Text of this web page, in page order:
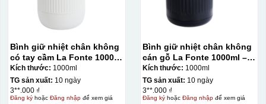
bằng một thanh gạt (squeegee) để in lên bề mặt sản
phẩm như ly, cốc, bút, móc khóa hay các vật phẩm quà
khác nhau, độ bền cao, có thể in trên nhiều chất liệu và
phù hợp cho sản xuất số lượng lớn, tuy nhiên đòi hỏi
quy trình chuẩn bị kỹ lưỡng và chi phí setup ban đầu
tương đối cao.
Bình giữ nhiệt chân không
có tay cầm La Fonte 1000ml
– 011655
Kích thước: 1000ml
TG sản xuất: 10 ngày
3**.000 ₫
Đăng kýhoặc Đăng nhậpđể xem giá
Bình giữ nhiệt chân không
cán gỗ La Fonte 1000ml –
011679
Kích thước: 1000ml
TG sản xuất: 10 ngày
3**.000 ₫
Đăng kýhoặc Đăng nhậpđể xem giá